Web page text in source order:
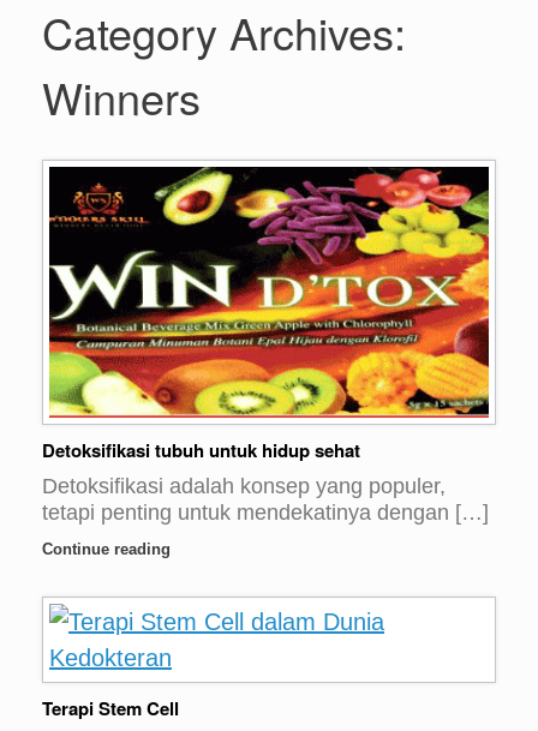
Category Archives:
Winners
Detoksifikasi tubuh untuk hidup sehat
Detoksifikasi adalah konsep yang populer,
tetapi penting untuk mendekatinya dengan […]
Continue reading
Terapi Stem Cell